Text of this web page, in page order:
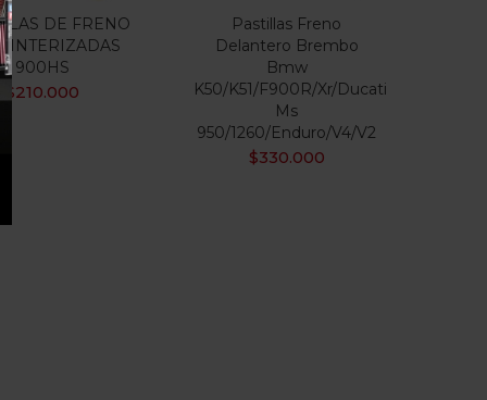
DE FRENO
900HS
$210.000
Pastillas Freno
Delantero Brembo
Bmw
K50/K51/F900R/Xr/Ducati
Ms
950/1260/Enduro/V4/V2
$330.000